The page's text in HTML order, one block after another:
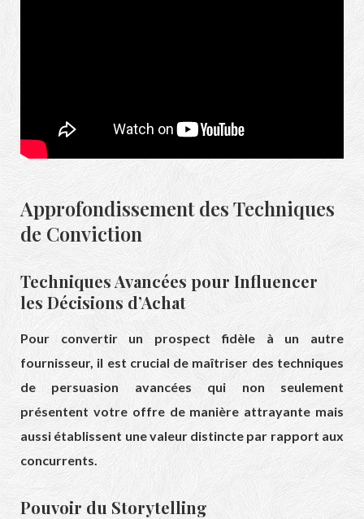
Approfondissement des Techniques
de Conviction
Techniques Avancées pour Influencer
les Décisions d’Achat
Pour convertir un prospect fidèle à un autre
fournisseur, il est crucial de maîtriser des techniques
de persuasion avancées qui non seulement
présentent votre offre de manière attrayante mais
aussi établissent une valeur distincte par rapport aux
concurrents.
Pouvoir du Storytelling